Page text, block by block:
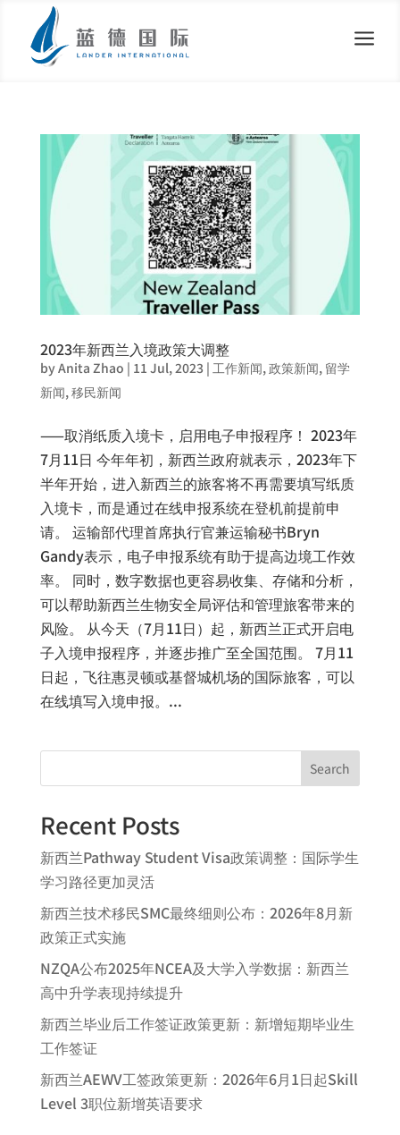
a
2023年新西兰入境政策大调整
byAnita Zhao | 11 Jul, 2023| 工作新闻, 政策新闻, 留学
新闻, 移民新闻
——取消纸质入境卡，启用电子申报程序！ 2023年
7月11日 今年年初，新西兰政府就表示，2023年下
半年开始，进入新西兰的旅客将不再需要填写纸质
入境卡，而是通过在线申报系统在登机前提前申
请。 运输部代理首席执行官兼运输秘书Bryn
Gandy表示，电子申报系统有助于提高边境工作效
率。 同时，数字数据也更容易收集、存储和分析，
可以帮助新西兰生物安全局评估和管理旅客带来的
风险。 从今天（7月11日）起，新西兰正式开启电
子入境申报程序，并逐步推广至全国范围。 7月11
日起，飞往惠灵顿或基督城机场的国际旅客，可以
在线填写入境申报。...
Search
Recent Posts
新西兰Pathway Student Visa政策调整：国际学生
学习路径更加灵活
新西兰技术移民SMC最终细则公布：2026年8月新
政策正式实施
NZQA公布2025年NCEA及大学入学数据：新西兰
高中升学表现持续提升
新西兰毕业后工作签证政策更新：新增短期毕业生
工作签证
新西兰AEWV工签政策更新：2026年6月1日起Skill
Level 3职位新增英语要求